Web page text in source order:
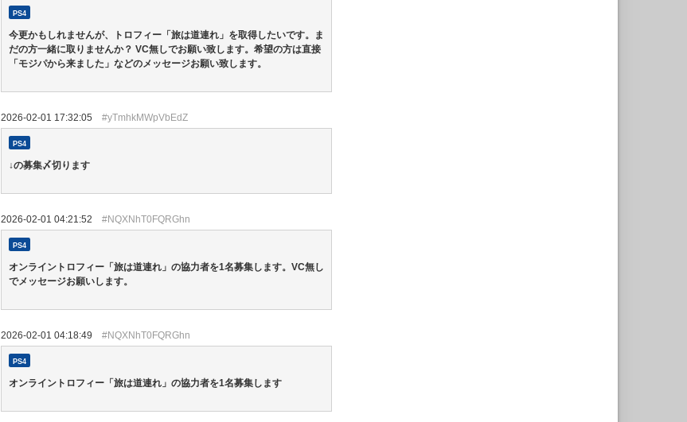
PS4
今更かもしれませんが、トロフィー「旅は道連れ」を取得したいです。ま
だの方一緒に取りませんか？ VC無しでお願い致します。希望の方は直接
「モジパから来ました」などのメッセージお願い致します。
2026-02-01 17:32:05 #yTmhkMWpVbEdZ
PS4
↓の募集〆切ります
2026-02-01 04:21:52 #NQXNhT0FQRGhn
PS4
オンライントロフィー「旅は道連れ」の協力者を1名募集します。VC無し
でメッセージお願いします。
2026-02-01 04:18:49 #NQXNhT0FQRGhn
PS4
オンライントロフィー「旅は道連れ」の協力者を1名募集します